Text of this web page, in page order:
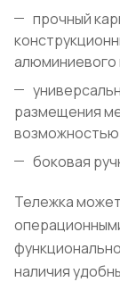
прочный
размещения
возможностью
боковая
Тележка
наличия